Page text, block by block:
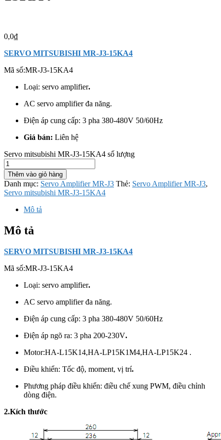
0,0₫
SERVO MITSUBISHI MR-J3-15KA4
Mã số:MR-J3-15KA4
Loại: servo amplifier.
AC servo amplifier đa năng.
Điện áp cung cấp: 3 pha 380-480V 50/60Hz
Giá bán: Liên hệ
Servo mitsubishi MR-J3-15KA4 số lượng
Thêm vào giỏ hàng
Danh mục: Servo Amplifier MR-J3 Thẻ: Servo Amplifier MR-J3,
Servo mitsubishi MR-J3-15KA4
Mô tả
Mô tả
SERVO MITSUBISHI MR-J3-15KA4
Mã số:MR-J3-15KA4
Loại: servo amplifier.
AC servo amplifier đa năng.
Điện áp cung cấp: 3 pha 380-480V 50/60Hz
Điện áp ngõ ra: 3 pha 200-230V.
Motor:HA-L15K14,HA-LP15K1M4,HA-LP15K24 .
Điều khiển: Tốc độ, moment, vị trí.
Phương pháp điều khiển: điều chế xung PWM, điều chỉnh
dòng điện.
2.Kích thước